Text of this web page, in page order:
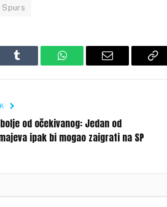
Spurs
Tumblr WhatsAppEmail
od očekivanog: Jedan od
ipak bi mogao zaigrati na SP